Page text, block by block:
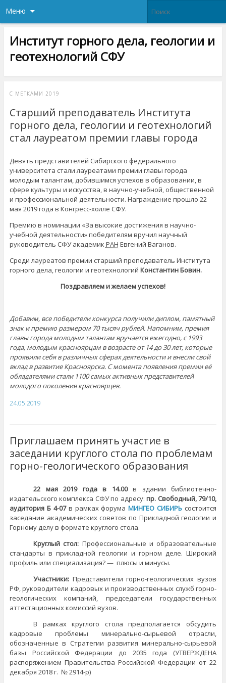
Меню
Институт горного дела, геологии и
геотехнологий СФУ
С МЕТКАМИ 2019
Старший преподаватель Института
горного дела, геологии и геотехнологий
стал лауреатом премии главы города
Девять представителей Сибирского федерального
университета стали лауреатами премии главы города
молодым талантам, добившимся успехов в образовании, в
сфере культуры и искусства, в научно-учебной, общественной
и профессиональной деятельности. Награждение прошло 22
мая 2019 года в Конгресс-холле СФУ.
Премию в номинации «За высокие достижения в научно-
учебной деятельности» победителям вручил научный
руководитель СФУ академик РАН Евгений Ваганов.
Среди лауреатов премии старший преподаватель Института
горного дела, геологии и геотехнологий Константин Бовин.
Поздравляем и желаем успехов!
Добавим, все победители конкурса получили диплом, памятный
знак и премию размером 70 тысяч рублей. Напомним, премия
главы города молодым талантам вручается ежегодно, с 1993
года, молодым красноярцам в возрасте от 14 до 30 лет, которые
проявили себя в различных сферах деятельности и внесли свой
вклад в развитие Красноярска. С момента появления премии её
обладателями стали 1100 самых активных представителей
молодого поколения красноярцев.
24.05.2019
Приглашаем принять участие в
заседании круглого стола по проблемам
горно-геологического образования
22 мая 2019 года в 14.00в здании библиотечно-
издательского комплекса СФУ по адресу:пр. Свободный, 79/10,
аудитория Б 4-07в рамках форумаМИНГЕО СИБИРЬ состоится
заседание академических советов по Прикладной геологии и
Горному делу в формате круглого стола.
Круглый стол: Профессиональные и образовательные
стандарты в прикладной геологии и горном деле. Широкий
профиль или специализация? — плюсы и минусы.
Участники: Представители горно-геологических вузов
РФ, руководители кадровых и производственных служб горно-
геологических компаний, председатели государственных
аттестационных комиссий вузов.
В рамках круглого стола предполагается обсудить
кадровые проблемы минерально-сырьевой отрасли,
обозначенные в Стратегии развития минерально-сырьевой
базы Российской Федерации до 2035 года (УТВЕРЖДЕНА
распоряжением Правительства Российской Федерации от 22
декабря 2018 г. № 2914-р)